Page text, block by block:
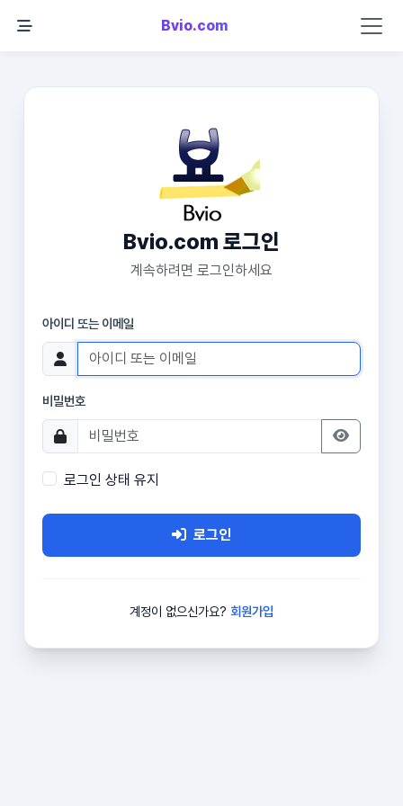
Bvio.com
Bvio.com 로그인
계속하려면 로그인하세요
아이디 또는 이메일
비밀번호
로그인 상태 유지
로그인
계정이 없으신가요? 회원가입